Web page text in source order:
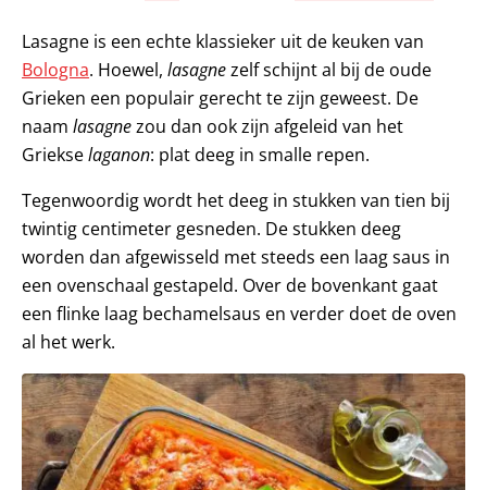
Lasagne is een echte klassieker uit de keuken van
Bologna. Hoewel, lasagnezelf schijnt al bij de oude
Grieken een populair gerecht te zijn geweest. De
naam lasagnezou dan ook zijn afgeleid van het
Griekselaganon: plat deeg in smalle repen.
Tegenwoordig wordt het deeg in stukken van tien bij
twintig centimeter gesneden. De stukken deeg
worden dan afgewisseld met steeds een laag saus in
een ovenschaal gestapeld. Over de bovenkant gaat
een flinke laag bechamelsaus en verder doet de oven
al het werk.